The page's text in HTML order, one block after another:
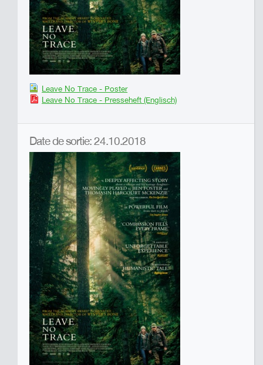
Leave No Trace - Poster
Leave No Trace - Presseheft (Englisch)
Date de sortie: 24.10.2018